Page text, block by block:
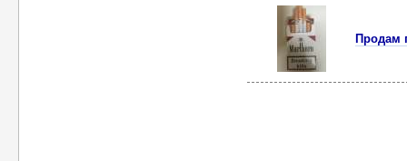
Продам